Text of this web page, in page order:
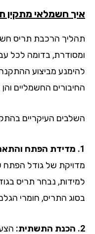
חשמלאי מתקין
הרכבת תריס חשמלי
בדומה לכל
מביצוע ההתקנה
החשמליים והן בשל
העיקריים בהתקנה
של גודל הפתח שבו
נבחר תריס בגודל
התריס, חומרי הגלם
הצעד